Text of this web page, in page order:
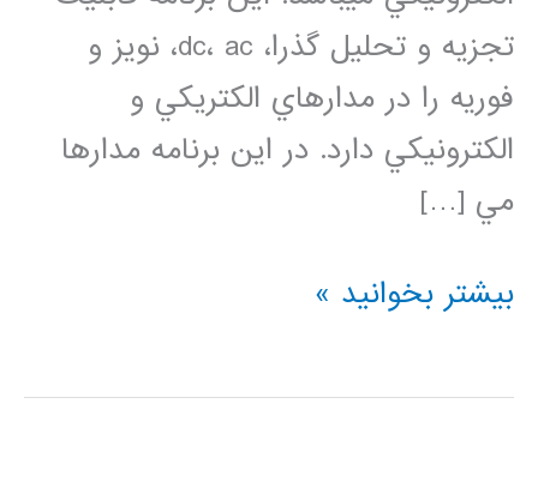
تجزيه و تحليل­ گذرا، dc، ac، نویز و
فوریه را در مدارهاي الكتريكي و
الكترونيكي دارد. در این برنامه مدارها
مي […]
فیلم
فارسی
بیشتر بخوانید »